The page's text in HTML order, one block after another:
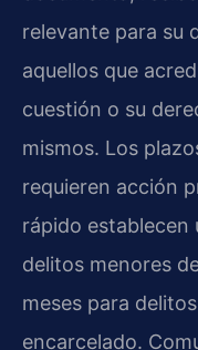
relevante para su
aquellos que
cuestión o su
mismos. Los
requieren acción
rápido establecen
delitos menores
meses para
encarcelado.